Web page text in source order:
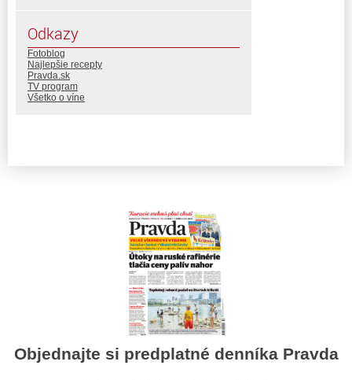
Odkazy
Fotoblog
Najlepšie recepty
Pravda.sk
TV program
Všetko o víne
Objednajte si predplatné denníka Pravda